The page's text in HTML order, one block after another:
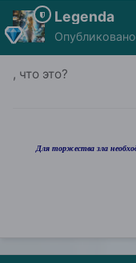
Legenda
, что это?
Для торжества зла